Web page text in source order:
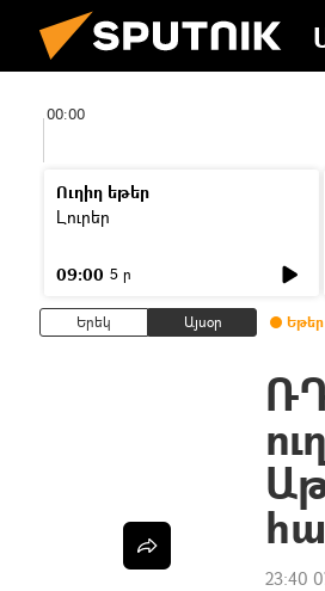
00:00
Ուղիղ եթեր
Լուրեր
09:00 5 ր
Երեկ Այսօր Եթեր
23:40